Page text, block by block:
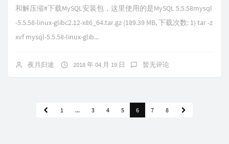
和解压缩#下载MySQL安装包，这里使用的是MySQL 5.5.58mysql
-5.5.58-linux-glibc2.12-x86_64.tar.gz (189.39 MB, 下载次数: 1) tar -z
xvf mysql-5.5.58-linux-glib...
夜月归途 2018 年 04 月 19 日 暂无评论
1 ... 3 4 5 6 7 8